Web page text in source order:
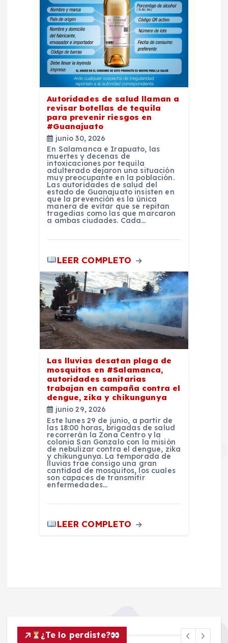
Autoridades de salud llaman a
revisar botellas de tequila
para prevenir riesgos en
#Guanajuato
junio 30, 2026
En Salamanca e Irapuato, las
muertes y decenas de
intoxicaciones por tequila
adulterado dejaron una situación
muy preocupante en la población.
Las autoridades de salud del
estado de Guanajuato insisten en
que la prevención es la única
manera de evitar que se repitan
tragedias como las que marcaron
a ambas ciudades. Cada…
LEER COMPLETO
Las lluvias desatan plaga de
mosquitos en #Salamanca,
autoridades sanitarias
trabajan en campaña contra el
dengue, zika y chikungunya
junio 29, 2026
Este lunes 29 de junio, a partir de
las 18:00 horas, brigadas de salud
recorrerán la Zona Centro y la
colonia San Gonzalo con la misión
de nebulizar contra el dengue, zika
y chikungunya. La temporada de
lluvias trae consigo una gran
cantidad de mosquitos, los cuales
son capaces de transmitir
enfermedades…
LEER COMPLETO
¿Te lo perdiste?